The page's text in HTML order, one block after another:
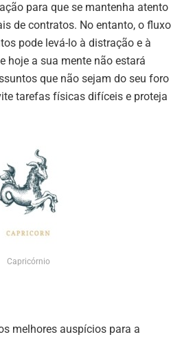
para que se mantenha atento
de contratos. No entanto, o fluxo
pode levá-lo à distração e à
hoje a sua mente não estará
que não sejam do seu foro
tarefas físicas difíceis e proteja
Capricórnio
melhores auspícios para a